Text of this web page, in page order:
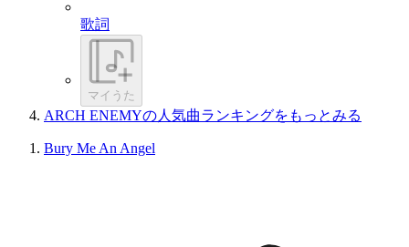
歌詞
マイうた
ARCH ENEMYの人気曲ランキングをもっとみる
Bury Me An Angel